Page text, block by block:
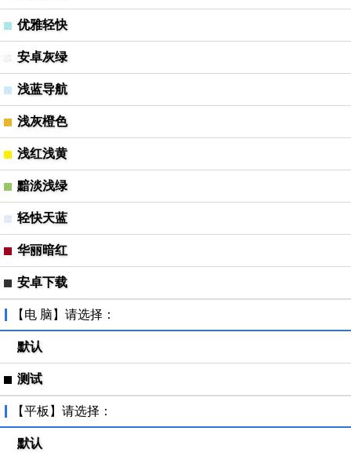
优雅轻快
安卓灰绿
浅蓝导航
浅灰橙色
浅红浅黄
黯淡浅绿
轻快天蓝
华丽暗红
安卓下载
【电 脑】请选择：
默认
测试
【平板】请选择：
默认